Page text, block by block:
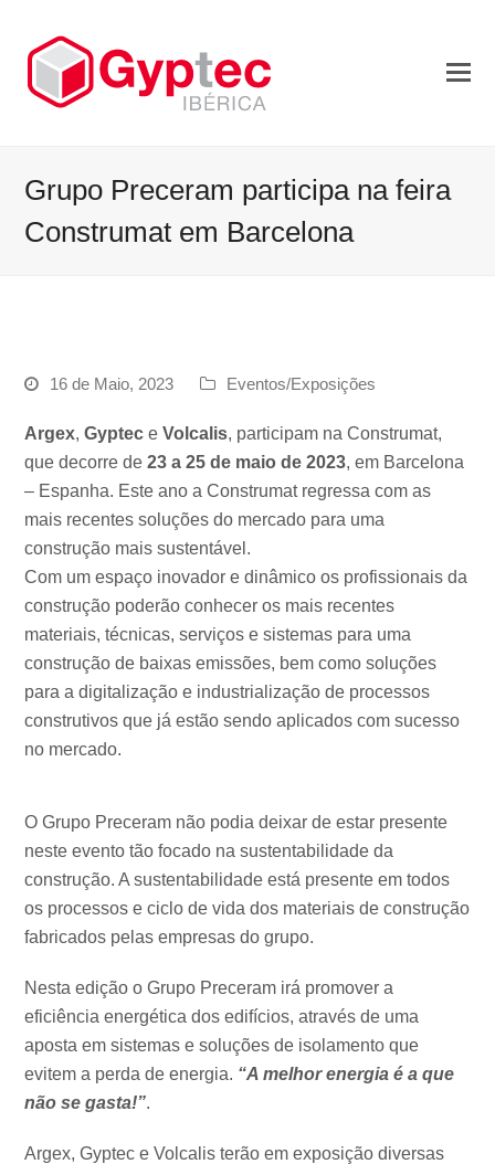
Grupo Preceram participa na feira
Construmat em Barcelona
16 de Maio, 2023 Eventos/Exposições
Argex,Gyptec eVolcalis, participam na Construmat,
que decorre de23 a 25 de maio de 2023, em Barcelona
– Espanha. Este ano a Construmat regressa com as
mais recentes soluções do mercado para uma
construção mais sustentável.
Com um espaço inovador e dinâmico os profissionais da
construção poderão conhecer os mais recentes
materiais, técnicas, serviços e sistemas para uma
construção de baixas emissões, bem como soluções
para a digitalização e industrialização de processos
construtivos que já estão sendo aplicados com sucesso
no mercado.
O Grupo Preceram não podia deixar de estar presente
neste evento tão focado na sustentabilidade da
construção. A sustentabilidade está presente em todos
os processos e ciclo de vida dos materiais de construção
fabricados pelas empresas do grupo.
Nesta edição o Grupo Preceram irá promover a
eficiência energética dos edifícios, através de uma
aposta em sistemas e soluções de isolamento que
evitem a perda de energia. “A melhor energia é a que
não se gasta!”.
Argex, Gyptec e Volcalis terão em exposição diversas